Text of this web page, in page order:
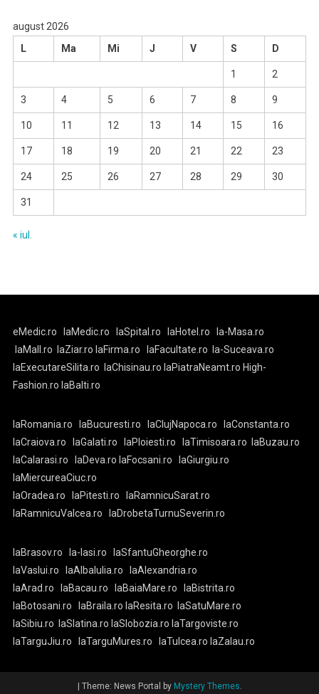
august 2026
L
Ma Mi J V S D
1 2
3 4 5 6 7 8 9
10 11 12 13 14 15 16
17 18 19 20 21 22 23
24 25 26 27 28 29 30
31
« iul.
eMedic.ro laMedic.ro laSpital.ro laHotel.ro
la-Masa.ro
laMall.ro
laZiar.ro laFirma.ro laFacultate.ro
la-Suceava.ro
laExecutareSilita.ro
laChisinau.ro laPiatraNeamt.ro High-
Fashion.ro laBalti.ro
laRomania.ro laBucuresti.ro laClujNapoca.ro
laConstanta.ro
laCraiova.ro
laGalati.ro laPloiesti.ro laTimisoara.ro
laBuzau.ro
laCalarasi.ro
laDeva.ro laFocsani.ro
laGiurgiu.ro
laMiercureaCiuc.ro
laOradea.ro
laPitesti.ro
laRamnicuSarat.ro
laRamnicuValcea.ro
laDrobetaTurnuSeverin.ro
laBrasov.ro la-Iasi.ro
laSfantuGheorghe.ro
laVaslui.ro
laAlbaIulia.ro
laAlexandria.ro
laArad.ro
laBacau.ro laBaiaMare.ro
laBistrita.ro
laBotosani.ro
laBraila.ro laResita.ro
laSatuMare.ro
laSibiu.ro
laSlatina.ro laSlobozia.ro laTargoviste.ro
laTarguJiu.ro
laTarguMures.ro laTulcea.ro laZalau.ro
Theme: News Portal by Mystery Themes.